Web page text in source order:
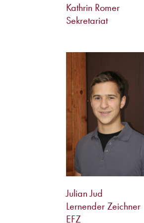
Kathrin Romer
Sekretariat
Julian Jud
Lernender Zeichner
EFZ